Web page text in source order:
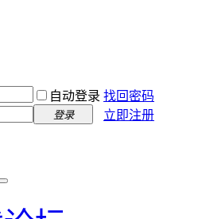
自动登录 找回密码
登录 立即注册